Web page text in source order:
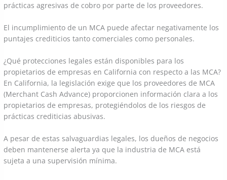
prácticas agresivas de cobro por parte de los proveedores.
El incumplimiento de un MCA puede afectar negativamente los
puntajes crediticios tanto comerciales como personales.
¿Qué protecciones legales están disponibles para los
propietarios de empresas en California con respecto a las MCA?
En California, la legislación exige que los proveedores de MCA
(Merchant Cash Advance) proporcionen información clara a los
propietarios de empresas, protegiéndolos de los riesgos de
prácticas crediticias abusivas.
A pesar de estas salvaguardias legales, los dueños de negocios
deben mantenerse alerta ya que la industria de MCA está
sujeta a una supervisión mínima.